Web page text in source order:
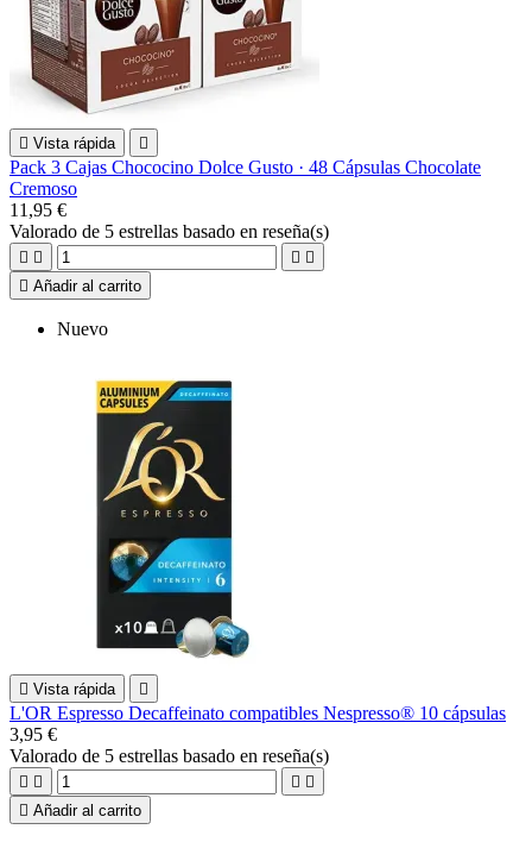
 Vista rápida 
Pack 3 Cajas Chococino Dolce Gusto · 48 Cápsulas Chocolate
Cremoso
11,95 €
Valorado de 5 estrellas basado en reseña(s)
   
 Añadir al carrito
Nuevo
 Vista rápida 
L'OR Espresso Decaffeinato compatibles Nespresso® 10 cápsulas
3,95 €
Valorado de 5 estrellas basado en reseña(s)
   
 Añadir al carrito